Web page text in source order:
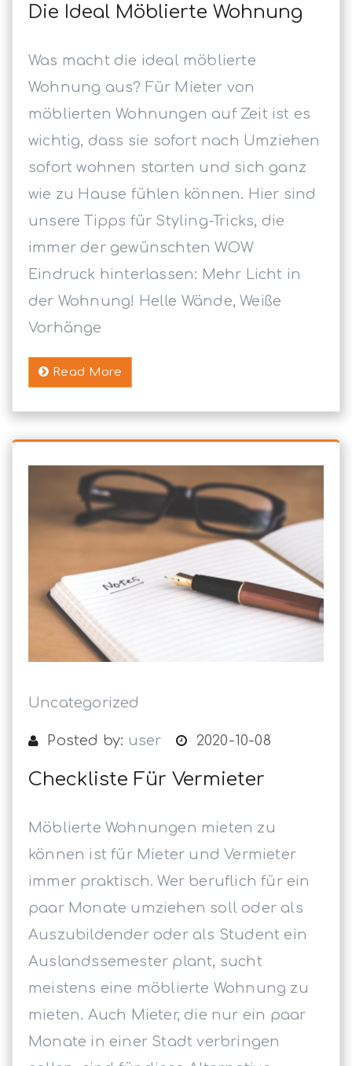
Die Ideal Möblierte Wohnung
Was macht die ideal möblierte
Wohnung aus? Für Mieter von
möblierten Wohnungen auf Zeit ist es
wichtig, dass sie sofort nach Umziehen
sofort wohnen starten und sich ganz
wie zu Hause fühlen können. Hier sind
unsere Tipps für Styling-Tricks, die
immer der gewünschten WOW
Eindruck hinterlassen: Mehr Licht in
der Wohnung! Helle Wände, Weiße
Vorhänge
Read More
Uncategorized
Posted by: user 2020-10-08
Checkliste Für Vermieter
Möblierte Wohnungen mieten zu
können ist für Mieter und Vermieter
immer praktisch. Wer beruflich für ein
paar Monate umziehen soll oder als
Auszubildender oder als Student ein
Auslandssemester plant, sucht
meistens eine möblierte Wohnung zu
mieten. Auch Mieter, die nur ein paar
Monate in einer Stadt verbringen